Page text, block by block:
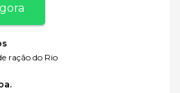
ração do Rio